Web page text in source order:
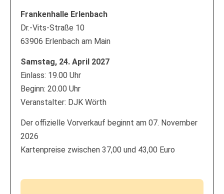
Frankenhalle Erlenbach
Dr.-Vits-Straße 10
63906 Erlenbach am Main
Samstag, 24. April 2027
Einlass: 19.00 Uhr
Beginn: 20.00 Uhr
Veranstalter: DJK Wörth
Der offizielle Vorverkauf beginnt am 07. November
2026
Kartenpreise zwischen 37,00 und 43,00 Euro